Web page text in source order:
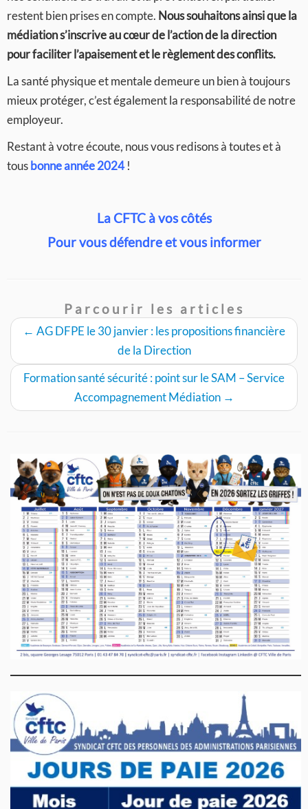
restent bien prises en compte. Nous souhaitons ainsi que la
médiation s’inscrive au cœur de l’action de la direction
pour faciliter l’apaisement et le règlement des conflits.
La santé physique et mentale demeure un bien à toujours
mieux protéger, c’est également la responsabilité de notre
employeur.
Restant à votre écoute, nous vous redisons à toutes et à
tousbonne année 2024!
La CFTC à vos côtés
Pour vous défendre et vous informer
Parcourir les articles
← AG DFPE le 30 janvier : les propositions financière
de la Direction
Formation santé sécurité : point sur le SAM – Service
Accompagnement Médiation →